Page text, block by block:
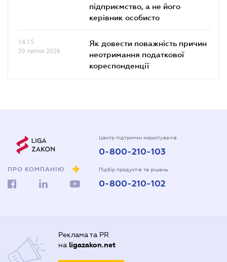
підприємство, а не його
керівник особисто
14.15
29 липня 2026
Як довести поважність причин
неотримання податкової
кореспонденції
ПРО КОМПАНІЮ
Центр підтримки користувачів
0-800-210-103
Підбір продуктів та рішень
0-800-210-102
Реклама та PR
на ligazakon.net